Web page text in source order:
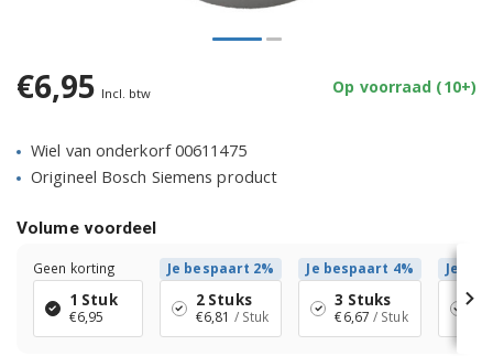
€6,95 Incl. btw Op voorraad (10+)
Wiel van onderkorf 00611475
Origineel Bosch Siemens product
Volume voordeel
Geen korting
1 Stuk
€6,95
Je bespaart 2%
2 Stuks
€6,81 / Stuk
Je bespaart 4%
3 Stuks
€6,67 / Stuk
Je
4